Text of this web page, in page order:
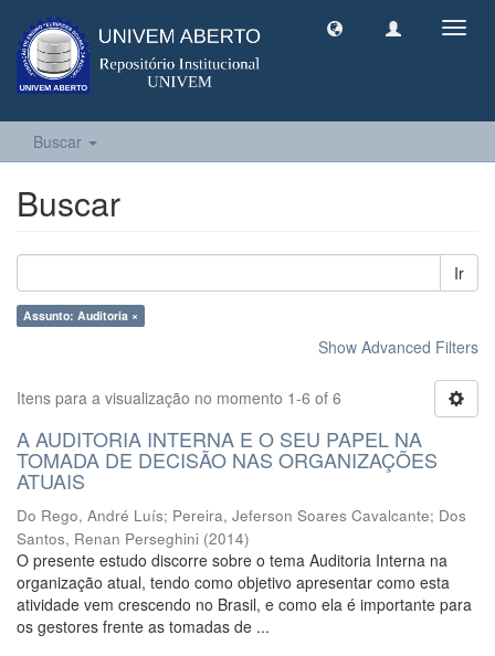
Buscar
Buscar
Ir
Assunto: Auditoria ×
Show Advanced Filters
Itens para a visualização no momento 1-6 of 6
A AUDITORIA INTERNA E O SEU PAPEL NA
TOMADA DE DECISÃO NAS ORGANIZAÇÕES
ATUAIS
Do Rego, André Luís; Pereira, Jeferson Soares Cavalcante; Dos
Santos, Renan Perseghini (2014)
O presente estudo discorre sobre o tema Auditoria Interna na
organização atual, tendo como objetivo apresentar como esta
atividade vem crescendo no Brasil, e como ela é importante para
os gestores frente as tomadas de ...